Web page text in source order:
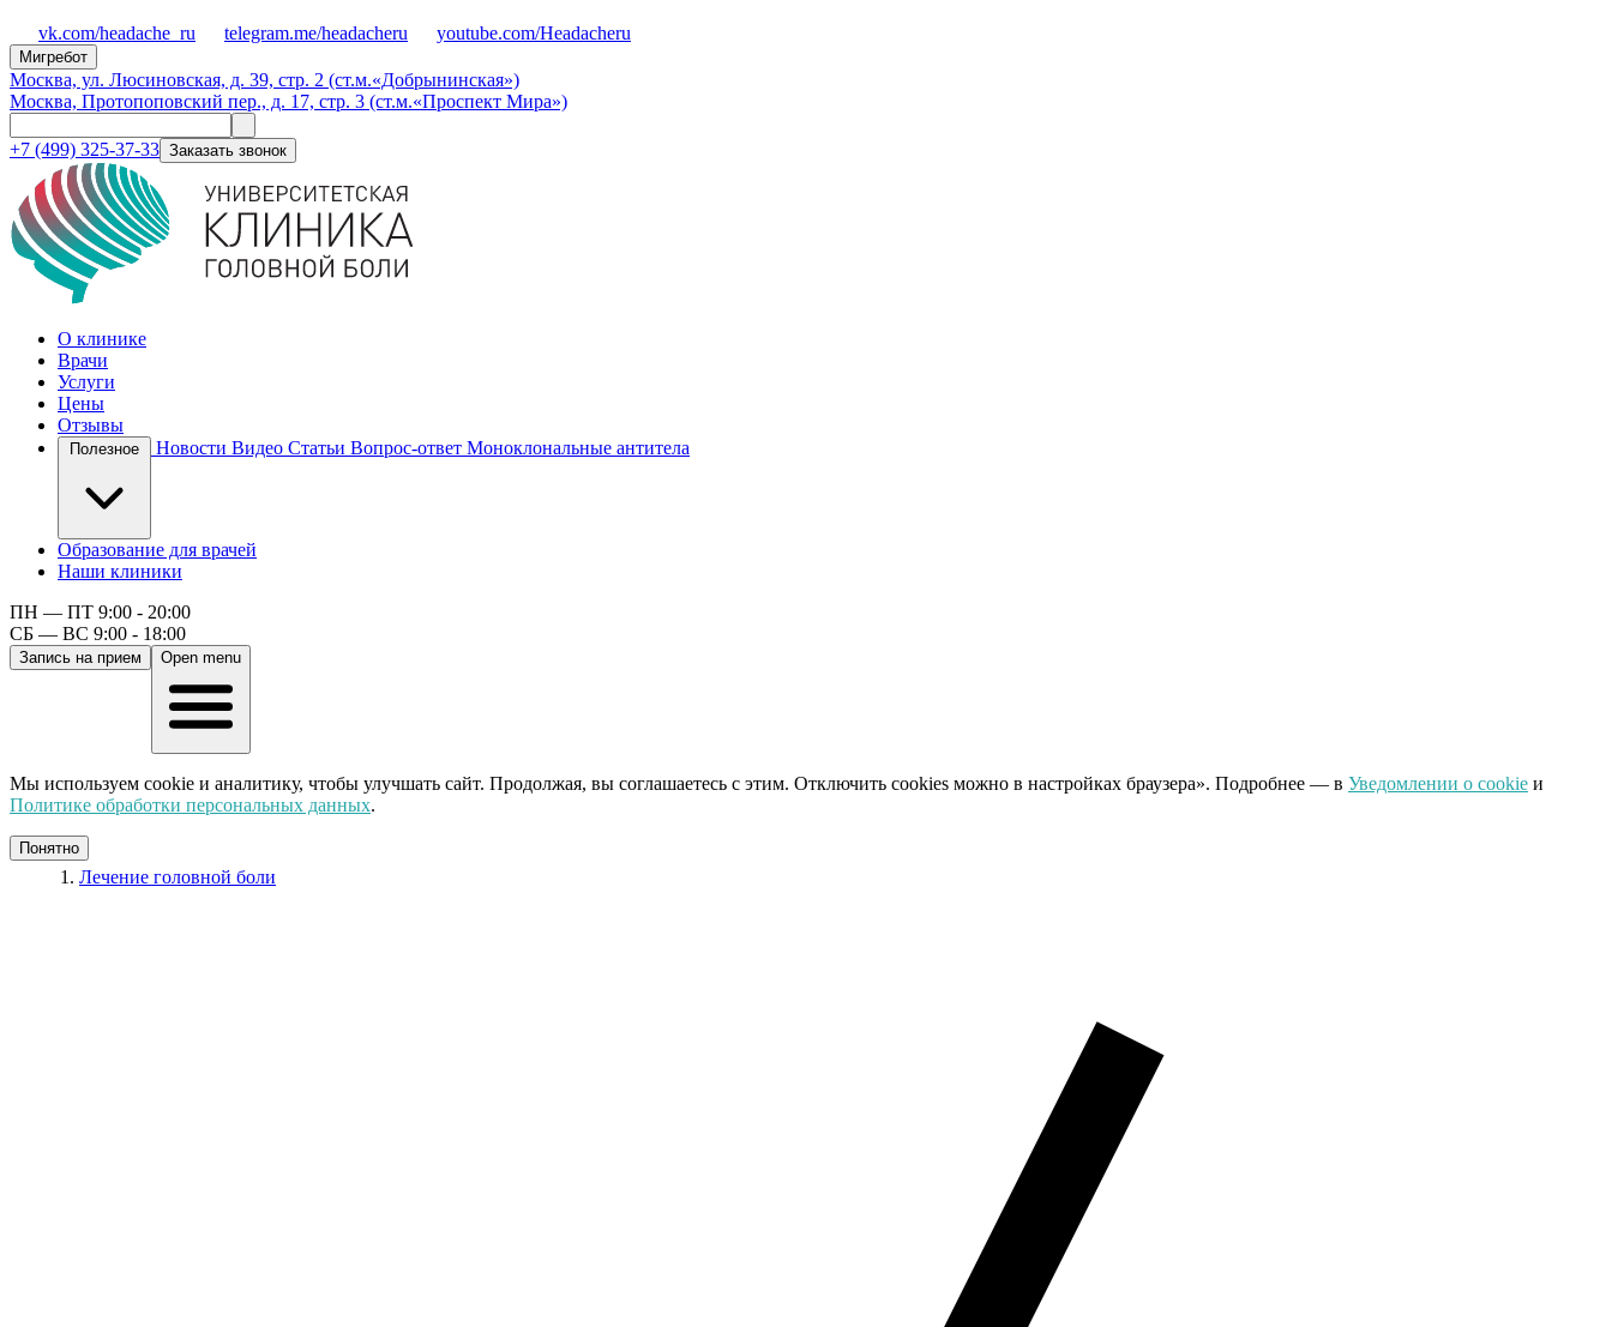
vk.com/headache_ru telegram.me/headacheru youtube.com/Headacheru
Мигребот
Москва, ул. Люсиновская, д. 39, стр. 2 (ст.м.«Добрынинская»)
Москва, Протопоповский пер., д. 17, стр. 3 (ст.м.«Проспект Мира»)
+7 (499) 325-37-33 Заказать звонок
О клинике
Врачи
Услуги
Цены
Отзывы
Новости Видео Статьи Вопрос-ответ Моноклональные антитела
Образование для врачей
Наши клиники
ПН — ПТ 9:00 - 20:00
СБ — ВС 9:00 - 18:00
Запись на прием Open menu
Мы используем cookie и аналитику, чтобы улучшать сайт. Продолжая, вы соглашаетесь с этим. Отключить cookies можно в настройках браузера». Подробнее — в Уведомлении о cookie и
Политике обработки персональных данных.
Понятно
Лечение головной боли